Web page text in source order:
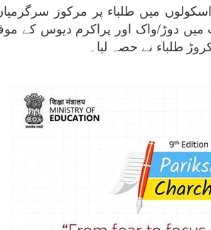
بھر کے اسکولوں میں طلباء پر مرکوز
دوڑ/واک اور پراکرم دیوس کے